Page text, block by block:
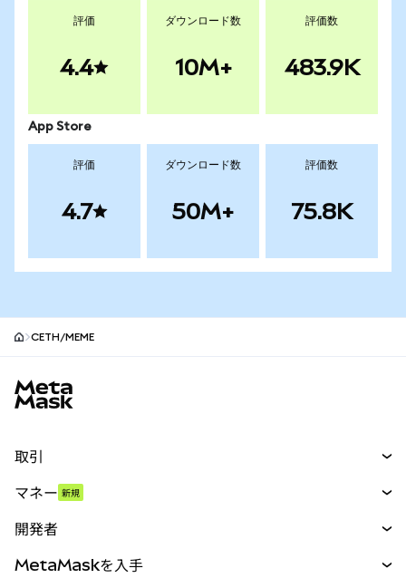
評価
4.4
ダウンロード数
10M+
評価数
483.9K
App Store
評価
4.7
ダウンロード数
50M+
評価数
75.8K
CETH/MEME
取引
パーペチュアル
RWA
マネー 新規
開発者
MetaMaskを入手